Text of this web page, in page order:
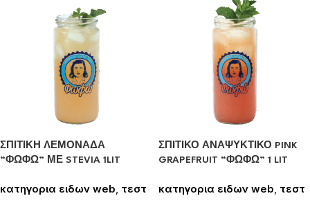
ΣΠΙΤΙΚΗ ΛΕΜΟΝΑΔΑ
“ΦΩΦΩ” ΜΕ STEVIA 1LIT
κατηγορια ειδων web, τεστ
ΣΠΙΤΙΚΟ ΑΝΑΨΥΚΤΙΚΟ PINK
GRAPEFRUIT “ΦΩΦΩ” 1 LIT
κατηγορια ειδων web, τεστ